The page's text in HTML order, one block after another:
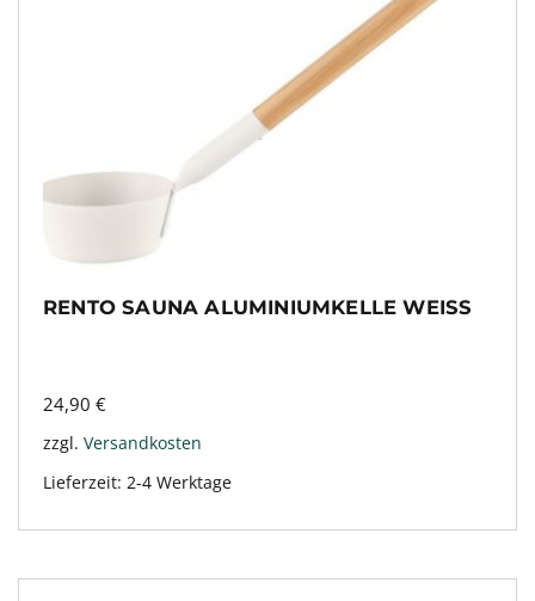
RENTO SAUNA ALUMINIUMKELLE WEISS
24,90 €
zzgl. Versandkosten
Lieferzeit: 2-4 Werktage